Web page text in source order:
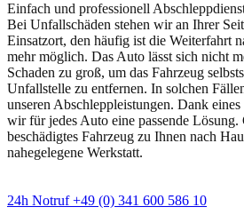
Einfach und professionell
Bei Unfallschäden stehen wir an Ihrer
Einsatzort, den häufig ist die Weiterfahrt
mehr möglich. Das Auto lässt sich nicht
Schaden zu groß, um das Fahrzeug
Unfallstelle zu entfernen. In solchen
unseren Abschleppleistungen. Dank
wir für jedes Auto eine passende
beschädigtes Fahrzeug zu Ihnen nach
nahegelegene Werkstatt.
24h Notruf +49 (0) 341 600 586 10